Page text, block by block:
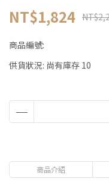
NT$1,824
商品編號:
供貨狀況: 尚有庫存 10
商品介紹